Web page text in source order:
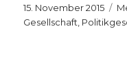
Veröffentlicht
am
15. November 2015
Gesellschaft